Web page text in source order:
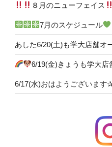
８月のニューフェイス
7月のスケジュール
あした6/20(土)も学大店舗オ
6/19(金)きょうも学大店
6/17(水)おはようございま